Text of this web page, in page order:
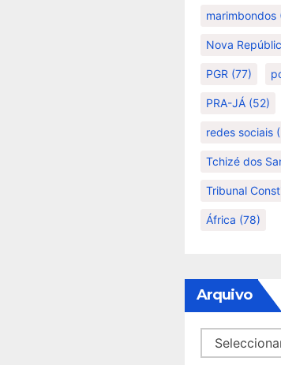
marimbondos
Nova
PGR (77)
PRA-JÁ (52)
redes sociais
Tchizé dos
Tribunal
África (78)
Arquivo
Arquivo